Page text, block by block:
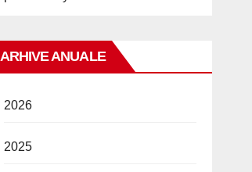
ARHIVE ANUALE
2026
2025